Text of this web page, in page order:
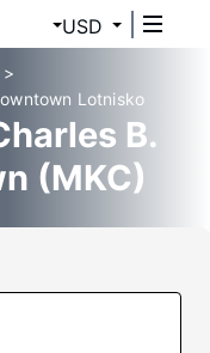
USD
Lotnisko
B.
(MKC)